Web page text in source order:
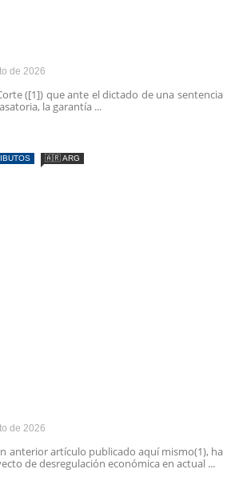
de 2026
([1]) que ante el dictado de una sentencia
la garantía ...
🇦🇷 ARG
de 2026
anterior artículo publicado aquí mismo(1), ha
de desregulación económica en actual ...